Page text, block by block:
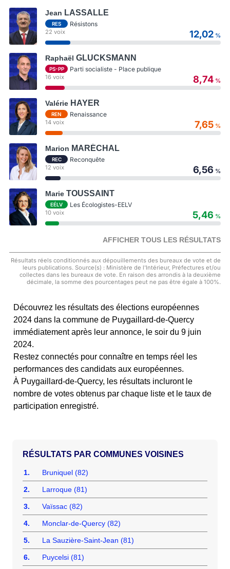
Jean LASSALLE
RES Résistons
22 voix 12,02 %
Raphaël GLUCKSMANN
PS-PP Parti socialiste - Place publique
16 voix 8,74 %
Valérie HAYER
REN Renaissance
14 voix 7,65 %
Marion MARÉCHAL
REC Reconquête
12 voix 6,56 %
Marie TOUSSAINT
EÉLV Les Écologistes-EELV
10 voix 5,46 %
AFFICHER TOUS LES RÉSULTATS
Résultats réels conditionnés aux dépouillements des bureaux de vote et de
leurs publications. Source(s) : Ministère de l'Intérieur, Préfectures et/ou
collectes dans les bureaux de vote. En raison des arrondis à la deuxième
décimale, la somme des pourcentages peut ne pas être égale à 100%.
Découvrez les résultats des élections européennes
2024 dans la commune de Puygaillard-de-Quercy
immédiatement après leur annonce, le soir du 9 juin
2024.
Restez connectés pour connaître en temps réel les
performances des candidats aux européennes.
À Puygaillard-de-Quercy, les résultats incluront le
nombre de votes obtenus par chaque liste et le taux de
participation enregistré.
COMMUNES VOISINES
1. Bruniquel (82)
2. Larroque (81)
3. Vaïssac (82)
4. Monclar-de-Quercy (82)
5. La Sauzière-Saint-Jean (81)
6. Puycelsi (81)